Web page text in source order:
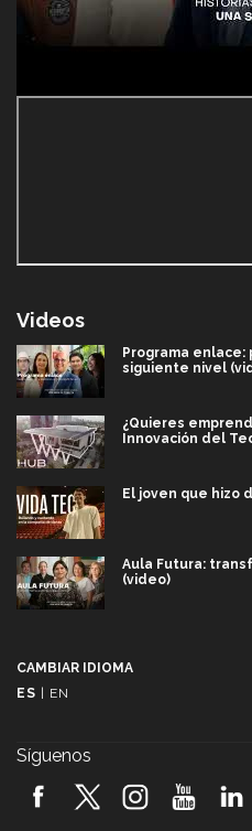
Videos
Programa
siguiente nivel
¿Quieres
Innovación del
El joven que hizo
Aula Futura:
(video)
2026! (video)
CAMBIAR IDIOMA
ES
EN
Síguenos